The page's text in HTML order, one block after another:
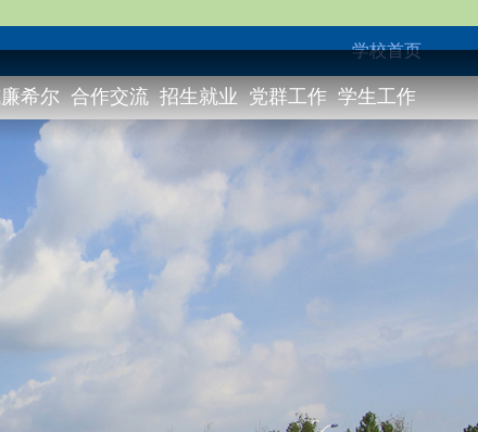
学校首页
希尔合作交流招生就业党群工作学生工作